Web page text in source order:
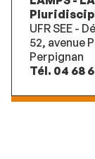
UFR SEE -
52, avenue
Perpignan
Tél. 04 68